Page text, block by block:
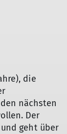
die
nächsten
Der
geht über